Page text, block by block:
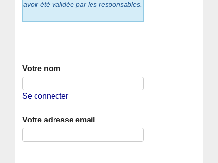
avoir été validée par les responsables.
Votre nom
Se connecter
Votre adresse email